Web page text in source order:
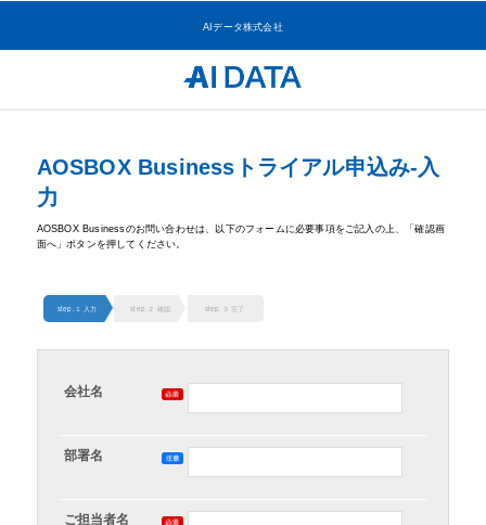
AIデータ株式会社
AOSBOX Businessトライアル申込み-入
力
AOSBOX Businessのお問い合わせは、以下のフォームに必要事項をご記入の上、「確認画
面へ」ボタンを押してください。
step.１ 入力 step.２ 確認 step.３ 完了
会社名
部署名
ご担当者名